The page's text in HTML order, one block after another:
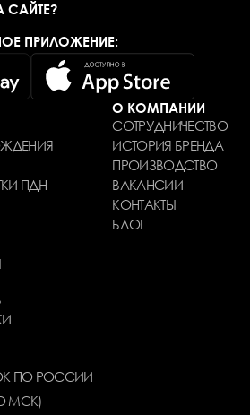
ПРИЛОЖЕНИЕ:
ПДН
О КОМПАНИИ
СОТРУДНИЧЕСТВО
ИСТОРИЯ БРЕНДА
ПРОИЗВОДСТВО
ВАКАНСИИ
КОНТАКТЫ
БЛОГ
ПО РОССИИ
МСК)